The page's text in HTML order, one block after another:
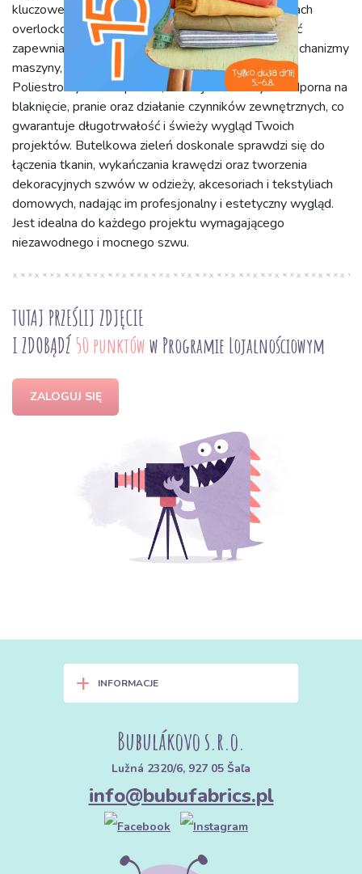
kluczowe podczas intensywnego szycia na maszynach
overlockowych. Jej gładka struktura i równa grubość
zapewniają bezproblemowe prowadzenie przez mechanizmy
maszyny, minimalizując ryzyko plątania i zrywania.
Poliestrowy skład sprawia, że nić jest niezwykle odporna na
blaknięcie, pranie oraz działanie czynników zewnętrznych, co
gwarantuje długotrwałość i świeży wygląd Twoich
projektów. Butelkowa zieleń doskonale sprawdzi się do
łączenia tkanin, wykańczania krawędzi oraz tworzenia
dekoracyjnych szwów w odzieży, akcesoriach i tekstyliach
domowych, nadając im profesjonalny i estetyczny wygląd.
Jest idealna do każdego projektu wymagającego
niezawodnego i mocnego szwu.
TUTAJ PRZEŚLIJ ZDJĘCIE
I ZDOBĄDŹ 50 punktóww Programie Lojalnościowym
ZALOGUJ SIĘ
+ INFORMACJE
Bubulákovo s.r.o.
Lužná 2320/6, 927 05 Šaľa
info@bubufabrics.pl